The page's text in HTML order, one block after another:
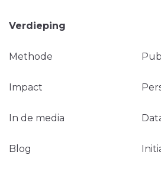
Verdieping
Methode
Impact
In de media
Blog